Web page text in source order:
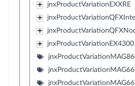
jnxProductVariationEXXRE
jnxProductVariationEX4300